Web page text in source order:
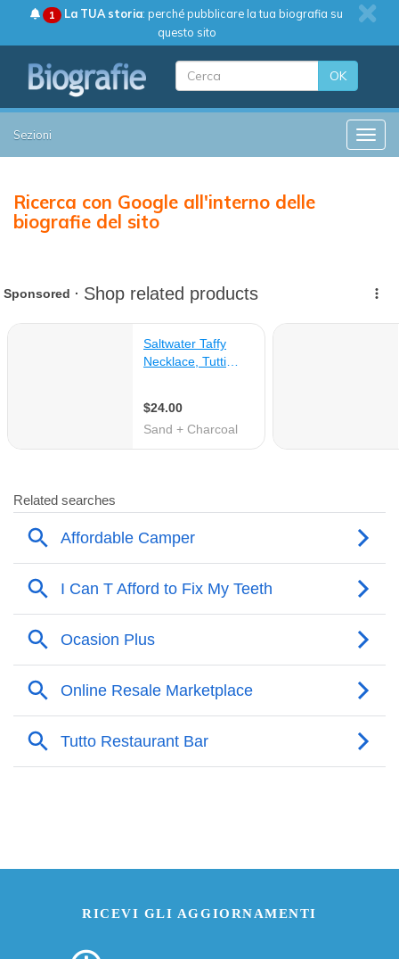
1 La TUA storia: perché pubblicare la tua biografia su
questo sito
OK
Sezioni
Ricerca con Google all'interno delle
biografie del sito
RICEVI GLI AGGIORNAMENTI